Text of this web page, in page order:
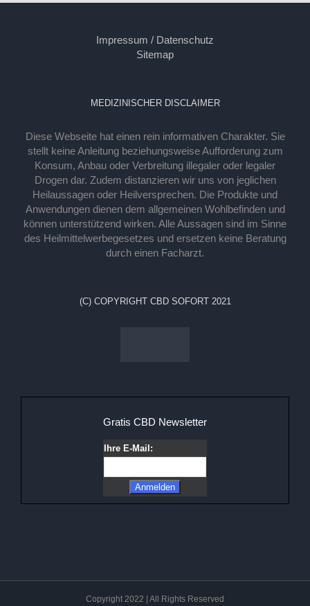
Impressum / Datenschutz
Sitemap
MEDIZINISCHER DISCLAIMER
Diese Webseite hat einen rein informativen Charakter. Sie
stellt keine Anleitung beziehungsweise Aufforderung zum
Konsum, Anbau oder Verbreitung illegaler oder legaler
Drogen dar. Zudem distanzieren wir uns von jeglichen
Heilaussagen oder Heilversprechen. Die Produkte und
Anwendungen dienen dem allgemeinen Wohlbefinden und
können unterstützend wirken. Alle Aussagen sind im Sinne
des Heilmittelwerbegesetzes und ersetzen keine Beratung
durch einen Facharzt.
(C) COPYRIGHT CBD SOFORT 2021
Gratis CBD Newsletter
Ihre E-Mail:
Copyright 2022 | All Rights Reserved